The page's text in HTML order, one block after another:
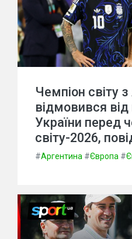
Чемпіон світу
відмовився від
України перед
світу-2026,
#Аргентина #Європа #